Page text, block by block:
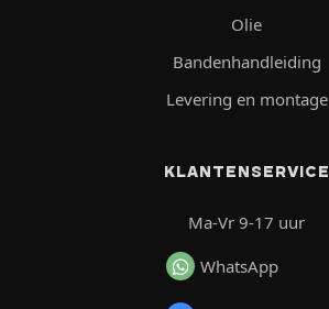
Olie
Bandenhandleiding
Levering en montage
KLANTENSERVICE
Ma-Vr 9-17 uur
WhatsApp